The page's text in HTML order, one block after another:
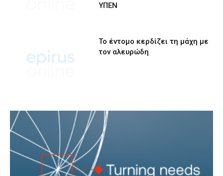
ΥΠΕΝ
Το έντομο κερδίζει τη μάχη με
τον αλευρώδη